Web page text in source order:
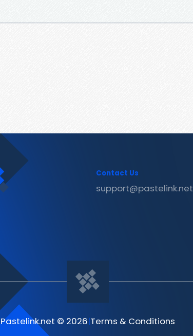
Contact Us
support@pastelink.net
Pastelink.net © 2026|Terms & Conditions